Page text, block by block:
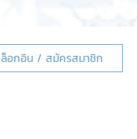
ล็อกอิน / สมัครสมาชิก